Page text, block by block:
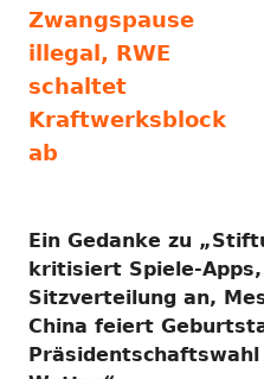
Zwangspause
illegal, RWE
schaltet
Kraftwerksblock
ab
Ein Gedanke zu „
kritisiert Spiele-
Sitzverteilung an,
China feiert